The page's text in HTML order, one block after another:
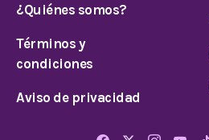
¿Quiénes somos?
Términos y
condiciones
Aviso de privacidad